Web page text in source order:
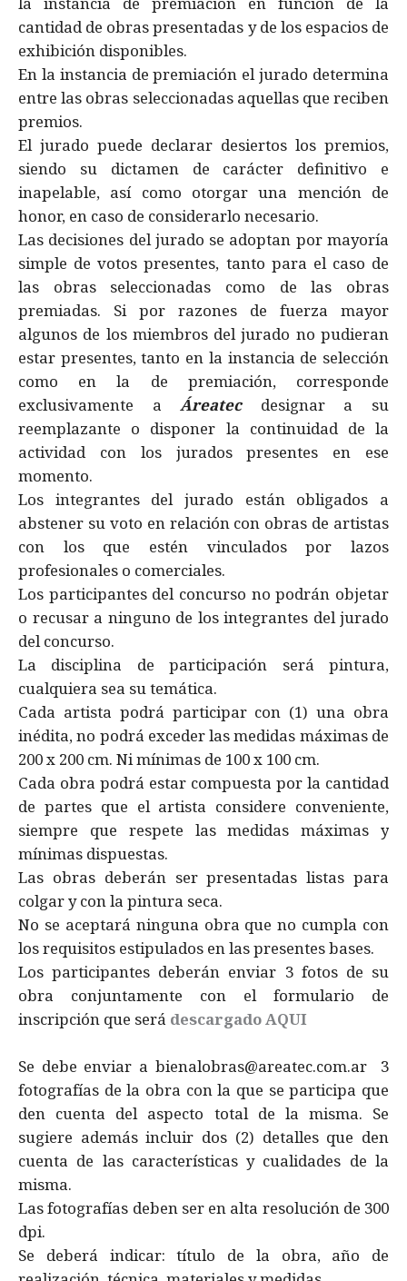
cantidad de obras presentadas y de los espacios de
exhibición disponibles.
En la instancia de premiación el jurado determina
entre las obras seleccionadas aquellas que reciben
premios.
El jurado puede declarar desiertos los premios,
siendo su dictamen de carácter definitivo e
inapelable, así como otorgar una mención de
honor, en caso de considerarlo necesario.
Las decisiones del jurado se adoptan por mayoría
simple de votos presentes, tanto para el caso de
las obras seleccionadas como de las obras
premiadas. Si por razones de fuerza mayor
algunos de los miembros del jurado no pudieran
estar presentes, tanto en la instancia de selección
como en la de premiación, corresponde
exclusivamente aÁreatecdesignar a su
reemplazante o disponer la continuidad de la
actividad con los jurados presentes en ese
momento.
Los integrantes del jurado están obligados a
abstener su voto en relación con obras de artistas
con los que estén vinculados por lazos
profesionales o comerciales.
Los participantes del concurso no podrán objetar
o recusar a ninguno de los integrantes del jurado
del concurso.
La disciplina de participación será pintura,
cualquiera sea su temática.
Cada artista podrá participar con (1) una obra
inédita, no podrá exceder las medidas máximas de
200 x 200 cm. Ni mínimas de 100 x 100 cm.
Cada obra podrá estar compuesta por la cantidad
de partes que el artista considere conveniente,
siempre que respete las medidas máximas y
mínimas dispuestas.
Las obras deberán ser presentadas listas para
colgar y con la pintura seca.
No se aceptará ninguna obra que no cumpla con
los requisitos estipulados en las presentes bases.
​Los participantes deberán enviar 3 fotos de su
obra conjuntamente con el formulario de
inscripción que será descargado AQUI
Se debe enviar a bienalobras@areatec.com.ar 3
fotografías de la obra con la que se participa que
den cuenta del aspecto total de la misma. Se
sugiere además incluir dos (2) detalles que den
cuenta de las características y cualidades de la
misma.
​Las fotografías deben ser en alta resolución de 300
dpi.
Se deberá indicar: título de la obra, año de